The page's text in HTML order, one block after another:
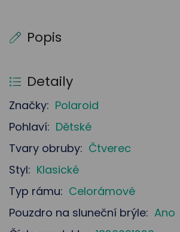
Popis
Detaily
Značky: Polaroid
Pohlaví: Dětské
Tvary obruby: Čtverec
Styl: Klasické
Typ rámu: Celorámové
Pouzdro na sluneční brýle: Ano